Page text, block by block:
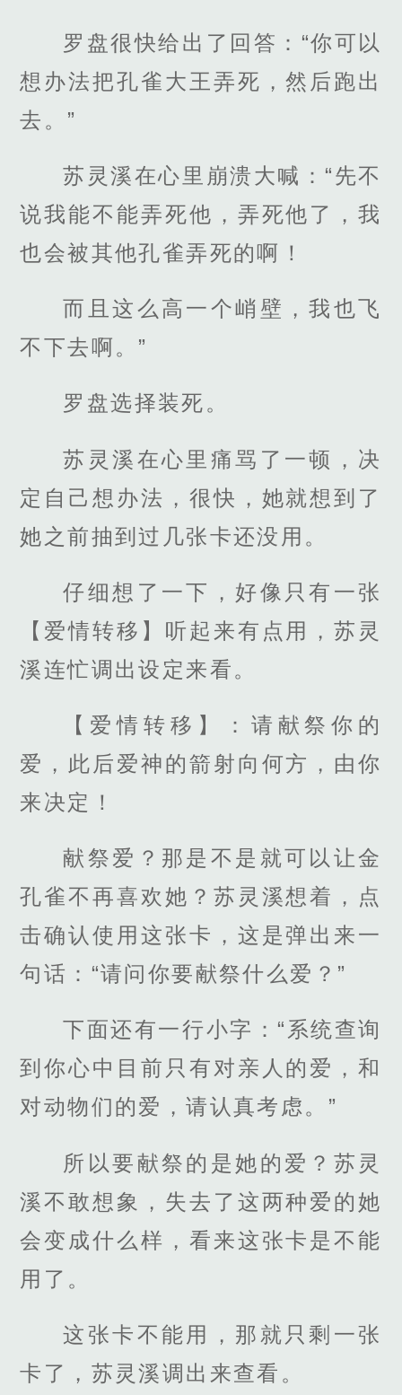
罗盘很快给出了回答：“你可以
想办法把孔雀大王弄死，然后跑出
去。”
苏灵溪在心里崩溃大喊：“先不
说我能不能弄死他，弄死他了，我
也会被其他孔雀弄死的啊！
而且这么高一个峭壁，我也飞
不下去啊。”
罗盘选择装死。
苏灵溪在心里痛骂了一顿，决
定自己想办法，很快，她就想到了
她之前抽到过几张卡还没用。
仔细想了一下，好像只有一张
【爱情转移】听起来有点用，苏灵
溪连忙调出设定来看。
【爱情转移】：请献祭你的
爱，此后爱神的箭射向何方，由你
来决定！
献祭爱？那是不是就可以让金
孔雀不再喜欢她？苏灵溪想着，点
击确认使用这张卡，这是弹出来一
句话：“请问你要献祭什么爱？”
下面还有一行小字：“系统查询
到你心中目前只有对亲人的爱，和
对动物们的爱，请认真考虑。”
所以要献祭的是她的爱？苏灵
溪不敢想象，失去了这两种爱的她
会变成什么样，看来这张卡是不能
用了。
这张卡不能用，那就只剩一张
卡了，苏灵溪调出来查看。